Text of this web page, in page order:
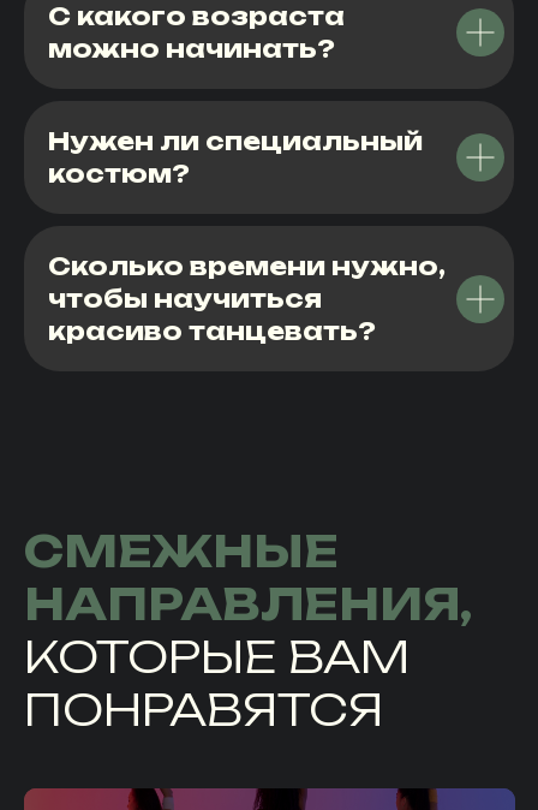
С какого возраста
можно начинать?
Нужен ли специальный
костюм?
Сколько времени нужно,
чтобы научиться
красиво танцевать?
СМЕЖНЫЕ
НАПРАВЛЕНИЯ,
КОТОРЫЕ ВАМ
ПОНРАВЯТСЯ